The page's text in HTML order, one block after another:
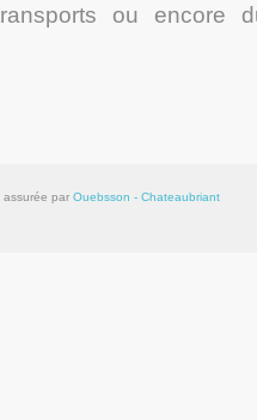
ou encore
assurée par Ouebsson - Chateaubriant